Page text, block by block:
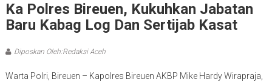
Ka Polres Bireuen, Kukuhkan Jabatan
Baru Kabag Log Dan Sertijab Kasat
Diposkan Oleh:Redaksi Aceh
Warta Polri, Bireuen – Kapolres Bireuen AKBP Mike Hardy Wirapraja,